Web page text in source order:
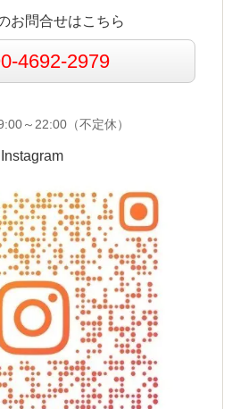
お問合せはこちら
4692-2979
～22:00（不定休）
Instagram